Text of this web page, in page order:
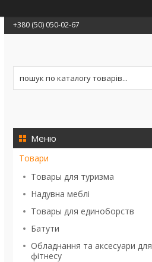
+380 (50) 050-02-67
Товари
Товары для туризма
Надувна меблі
Товары для единоборств
Батути
Обладнання та аксесуари для
фітнесу